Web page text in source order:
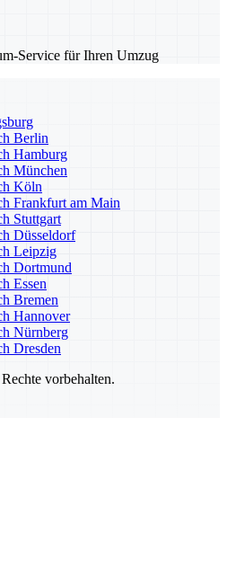
Service für Ihren Umzug
Berlin
Hamburg
München
Köln
Frankfurt am Main
Stuttgart
Düsseldorf
Leipzig
Dortmund
Essen
Bremen
Hannover
Nürnberg
Dresden
vorbehalten.